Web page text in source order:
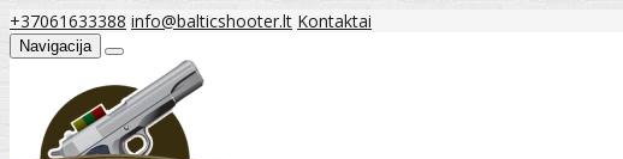
+37061633388 info@balticshooter.lt Kontaktai
Navigacija